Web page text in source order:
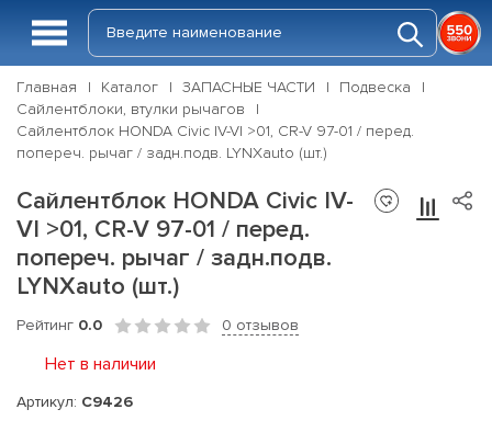
Главная Каталог ЗАПАСНЫЕ ЧАСТИ
Подвеска
Сайлентблоки, втулки рычагов
Сайлентблок HONDA Civic IV-VI >01, CR-V 97-01 / перед.
попереч. рычаг / задн.подв. LYNXauto (шт.)
Сайлентблок HONDA Civic IV-
VI >01, CR-V 97-01 / перед.
попереч. рычаг / задн.подв.
LYNXauto (шт.)
Рейтинг 0.0 0 отзывов
Нет в наличии
Артикул: C9426